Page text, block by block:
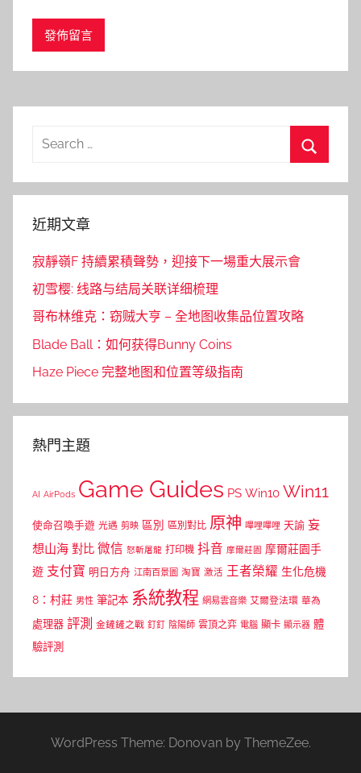
Search
近期文章
寂靜嶺F 持續累積聲勢，迎接下一場重大展示會
初雪樱: 线路与结局关联详细梳理
哥布林维克：窃贼大亨 – 全地图收集品位置攻略
Blade Ball：如何获得Bunny Coins
Haze Piece 完整地图和位置等级指南
熱門主題
AI AirPods Game Guides PS Win10 Win11
使命召喚手遊 光遇 剪映 區別 區別對比 原神 嗶哩嗶哩 天諭 妄
想山海 對比 微信 怒斬屠龍 打印機 抖音 摩爾莊園 摩爾莊園手
遊 支付寶 明日方舟 江南百景圖 淘寶 激活 王者榮耀 生化危機
8：村莊 男性 筆記本 系統教程 網易雲音樂 艾爾登法環 華為
處理器 評測 金鏟鏟之戰 釘釘 陰陽師 雲頂之弈 電腦 顯卡 顯示器 體
驗評測
WordPress Theme: Donovan by ThemeZee.